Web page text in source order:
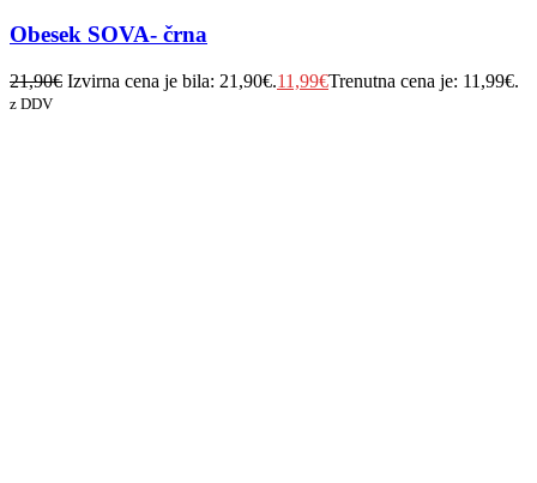
Obesek SOVA- črna
21,90€ Izvirna cena je bila: 21,90€.11,99€Trenutna cena je: 11,99€.
z DDV